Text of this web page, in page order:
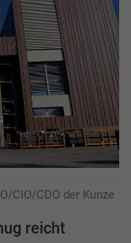
CIO/CDO der Kunze
reicht